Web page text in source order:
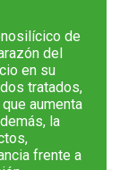
de
del
en su
tratados,
aumenta
la
frente a